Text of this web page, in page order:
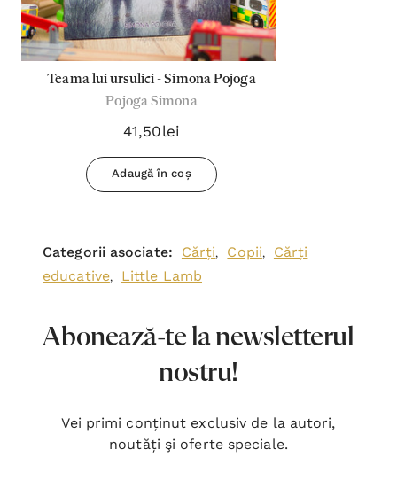
Teama lui ursulici - Simona Pojoga
Pojoga Simona
41,50lei
Adaugă în coș
Categorii asociate: Cărți, Copii,
Cărți
educative, Little Lamb
Abonează-te la newsletterul
nostru!
Vei primi conținut exclusiv de la autori,
noutăți şi oferte speciale.